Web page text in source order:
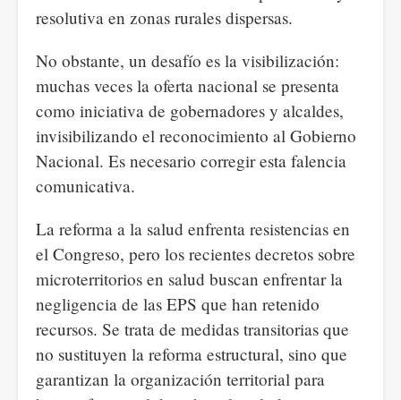
resolutiva en zonas rurales dispersas.
No obstante, un desafío es la visibilización:
muchas veces la oferta nacional se presenta
como iniciativa de gobernadores y alcaldes,
invisibilizando el reconocimiento al Gobierno
Nacional. Es necesario corregir esta falencia
comunicativa.
La reforma a la salud enfrenta resistencias en
el Congreso, pero los recientes decretos sobre
microterritorios en salud buscan enfrentar la
negligencia de las EPS que han retenido
recursos. Se trata de medidas transitorias que
no sustituyen la reforma estructural, sino que
garantizan la organización territorial para